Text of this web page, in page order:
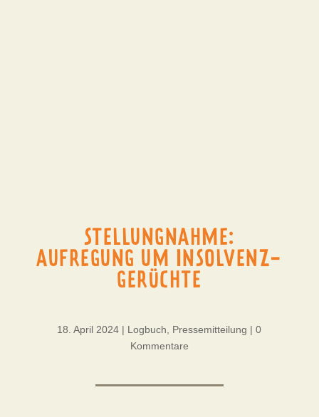
STELLUNGNAHME:
AUFREGUNG UM INSOLVENZ-
GERÜCHTE
18. April 2024 | Logbuch Pressemitteilung |0
Kommentare